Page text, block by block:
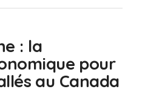
: la
pour
au Canada